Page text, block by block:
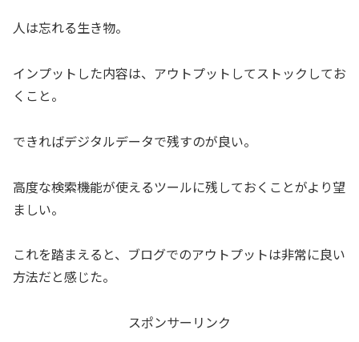
人は忘れる生き物。
インプットした内容は、アウトプットしてストックしてお
くこと。
できればデジタルデータで残すのが良い。
高度な検索機能が使えるツールに残しておくことがより望
ましい。
これを踏まえると、ブログでのアウトプットは非常に良い
方法だと感じた。
スポンサーリンク